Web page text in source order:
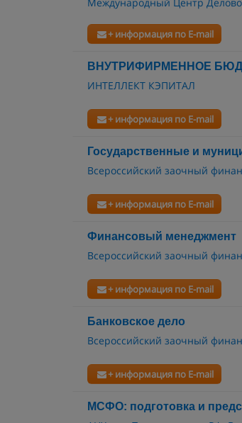
+ информация по E-mail
ВНУТРИФИРМЕННОЕ
ИНТЕЛЛЕКТ КЭПИТАЛ
+ информация по E-mail
Государственные и
Всероссийский заочный
+ информация по E-mail
Финансовый менеджмент
Всероссийский заочный
+ информация по E-mail
Банковское дело
Всероссийский заочный
+ информация по E-mail
МСФО: подготовка и